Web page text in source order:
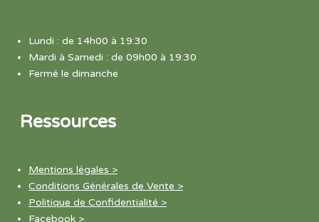
Lundi : de 14h00 à 19:30
Mardi à Samedi : de 09h00 à 19:30
Fermé le dimanche
Ressources
Mentions légales >
Conditions Générales de Vente >
Politique de Confidentialité >
Facebook >